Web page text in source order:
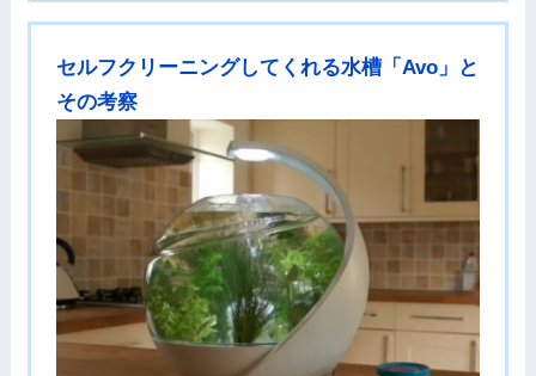
セルフクリーニングしてくれる水槽「Avo」と
その考察